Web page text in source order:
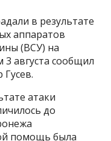
в результате
аппаратов
(ВСУ) на
августа сообщил
Гусев.
атаки
до
помощь была